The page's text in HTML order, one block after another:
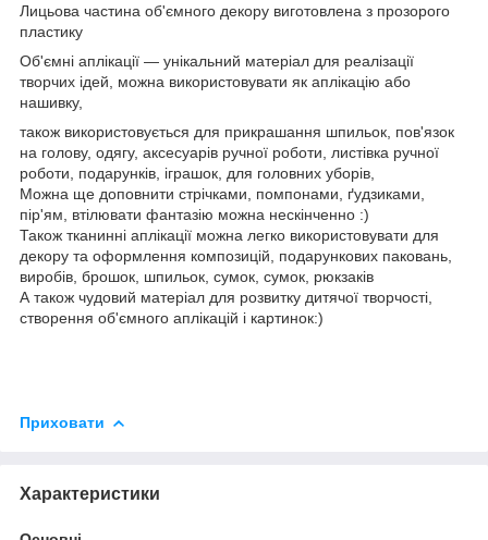
Лицьова частина об'ємного декору виготовлена з прозорого
пластику
Об'ємні аплікації — унікальний матеріал для реалізації
творчих ідей, можна використовувати як аплікацію або
нашивку,
також використовується для прикрашання шпильок, пов'язок
на голову, одягу, аксесуарів ручної роботи, листівка ручної
роботи, подарунків, іграшок, для головних уборів,
Можна ще доповнити стрічками, помпонами, ґудзиками,
пір'ям, втілювати фантазію можна нескінченно :)
Також тканинні аплікації можна легко використовувати для
декору та оформлення композицій, подарункових паковань,
виробів, брошок, шпильок, сумок, сумок, рюкзаків
А також чудовий матеріал для розвитку дитячої творчості,
створення об'ємного аплікацій і картинок:)
Приховати
Характеристики